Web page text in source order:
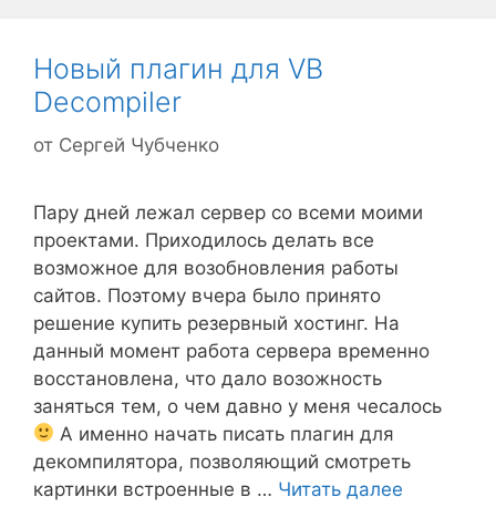
Новый плагин для VB
Decompiler
от Сергей Чубченко
Пару дней лежал сервер со всеми моими
проектами. Приходилось делать все
возможное для возобновления работы
сайтов. Поэтому вчера было принято
решение купить резервный хостинг. На
данный момент работа сервера временно
восстановлена, что дало возожность
заняться тем, о чем давно у меня чесалось
А именно начать писать плагин для
декомпилятора, позволяющий смотреть
картинки встроенные в … Читать далее